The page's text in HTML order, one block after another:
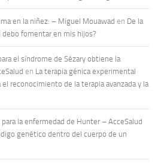
en la niñez: – Miguel Mouawad en De la
debo fomentar en mis hijos?
el síndrome de Sézary obtiene la
en La terapia génica experimental
el reconocimiento de la terapia avanzada y la
la enfermedad de Hunter – AcceSalud
genético dentro del cuerpo de un